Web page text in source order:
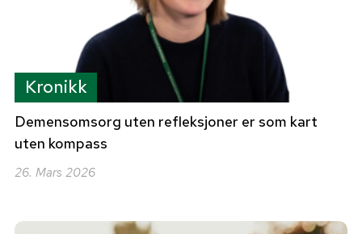
Kronikk
Demensomsorg uten refleksjoner er som kart
uten kompass
26. Mars 2026